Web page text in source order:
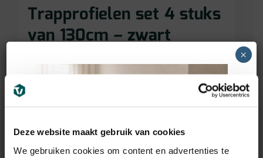
Deze website maakt gebruik van cookies
We gebruiken cookies om content en advertenties te
Trapprofielen set 4 stuks
van 130cm – zwart
74,95 incl BTW
×